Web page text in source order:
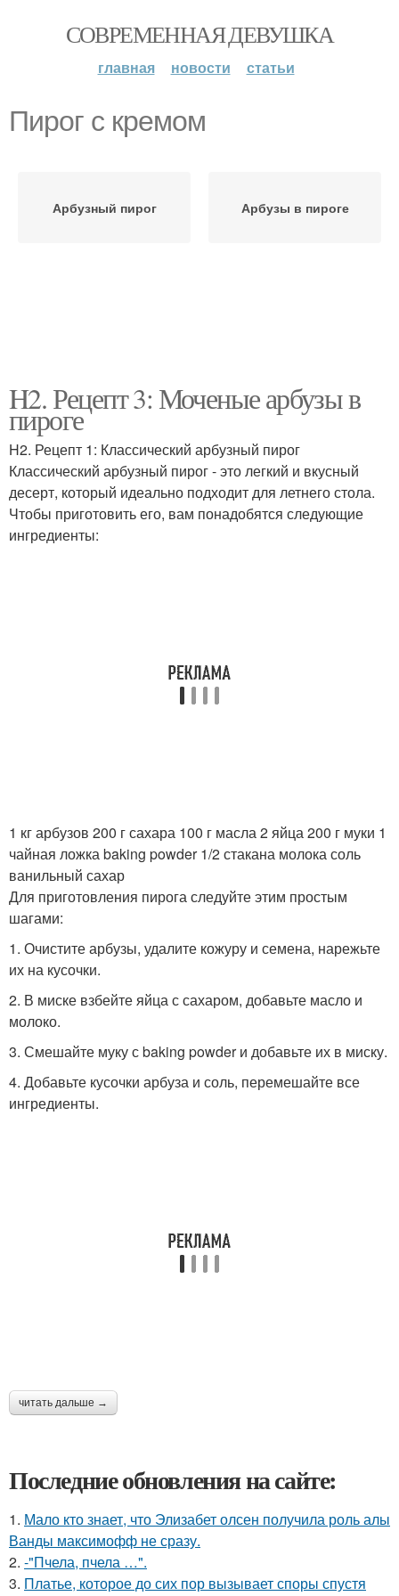
СОВРЕМЕННАЯ ДЕВУШКА
главная новости статьи
Пирог с кремом
Арбузный пирог Арбузы в пироге
H2. Рецепт 3: Моченые арбузы в
пироге
H2. Рецепт 1: Классический арбузный пирог
Классический арбузный пирог - это легкий и вкусный
десерт, который идеально подходит для летнего стола.
Чтобы приготовить его, вам понадобятся следующие
ингредиенты:
1 кг арбузов 200 г сахара 100 г масла 2 яйца 200 г муки 1
чайная ложка baking powder 1/2 стакана молока соль
ванильный сахар
Для приготовления пирога следуйте этим простым
шагами:
1. Очистите арбузы, удалите кожуру и семена, нарежьте
их на кусочки.
2. В миске взбейте яйца с сахаром, добавьте масло и
молоко.
3. Смешайте муку с baking powder и добавьте их в миску.
4. Добавьте кусочки арбуза и соль, перемешайте все
ингредиенты.
читать дальше →
Последние обновления на сайте:
1. Мало кто знает, что Элизабет олсен получила роль алы
Ванды максимофф не сразу.
2. -"Пчела, пчела …".
3. Платье, которое до сих пор вызывает споры спустя